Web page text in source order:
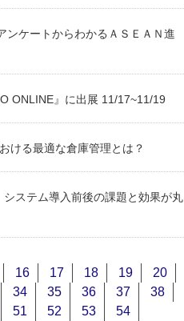
ンケートからわかるＡＳＥＡＮ進
ONLINE』に出展 11/17~11/19
ける最適な倉庫管理とは？
ステム導入前後の課題と効果が丸
16 17 18 19
20
34 35 36 37
38
51 52 53 54